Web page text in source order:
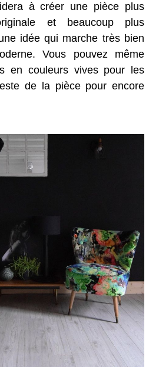
à créer une pièce plus
et beaucoup plus
idée qui marche très bien
Vous pouvez même
en couleurs vives pour les
de la pièce pour encore